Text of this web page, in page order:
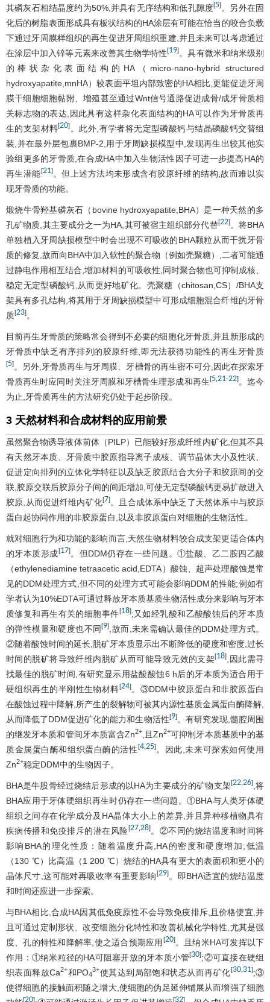
其磷灰石相结晶度约为50%,并具有无序结构和低孔隙度[5] 。另外在固
化后的树脂表面形成具有板状结构的HA涂层有可能在恰当的咬合负载
下通过牙周膜样组织的再生促进牙周组织重建,并且未来可以考虑通过
在涂层中加入锌等元素来改善其生物学特性[19] 。具有微米和纳米级别
的棒状杂化表面结构的HA（micro-nano-hybrid structured
hydroxyapatite,mnHA）较表面平坦内部致密的HA相比,更能促进牙周
膜干细胞细胞黏附、增殖甚至通过Wnt信号通路促进成骨/成牙骨质相
关标志物的表达,因此具有这样杂化表面结构的HA可以作为牙骨质再
生的支架材料[20] 。此外,有学者将无定型磷酸钙与结晶磷酸钙交替组
装,并在最外层包裹BMP-2,用于牙周缺损模型中,发现再生出较其他实
验组更多的牙骨质,在合成HA中加入生物活性因子可进一步提高HA的
再生潜能[21]。但上述方法均未形成含有胶原纤维的结构,故而难以实
现牙骨质的功能。
煅烧牛骨羟基磷灰石（bovine hydroxyapatite,BHA）是一种天然的多
孔矿物质,其主要成分之一为HA,其可被宿主组织部分代替[22]。将BHA
单独植入牙周缺损模型中时会出现不可吸收的BHA颗粒从而干扰牙骨
质的修复,故而向BHA中加入软性的聚合物（例如壳聚糖）,二者可能通
过静电作用相互结合,增加材料的可吸收性,同时聚合物也可抑制成核、
稳定无定型磷酸钙,从而更好地矿化。壳聚糖（chitosan,CS）/BHA支
架具有多孔结构,将其用于牙周缺损模型中可形成细胞混合纤维的牙骨
质[23] 。
目前再生牙骨质的策略常会得到不必要的细胞化牙骨质,并且新形成的
牙骨质中缺乏有序排列的胶原纤维,即无法获得功能性的再生牙骨质
[5] 。另外,牙骨质再生与牙周膜、牙槽骨的再生密不可分,因此在探索牙
骨质再生时应同时关注牙周膜和牙槽骨生理形成和再生[5,21-22]。迄今
为止,牙骨质再生的方法研究仍处于起步阶段。
3 天然材料和合成材料的应用前景
虽然聚合物诱导液体前体（PILP）已能较好形成纤维内矿化,但其不具
有天然牙本质、牙骨质中胶原指导离子成核、调节晶体大小及性状、
促进定向排列的立体化学特征以及缺乏胶原结合大分子和胶原间的交
联,胶原交联后胶原分子间的间距增加,可使无定型磷酸钙更易扩散进入
胶原,从而促进纤维内矿化[7] 。且合成体系中缺乏了天然体系中与胶原
蛋白起协同作用的非胶原蛋白,以及非胶原蛋白对细胞的生物活性。
就对细胞行为和功能的影响而言,天然生物材料较合成支架更适合体内
的牙本质形成[17]。但DDM仍存在一些问题。①盐酸、乙二胺四乙酸
（ethylenediamine tetraacetic acid,EDTA）酸蚀、超声处理酸蚀是常
见的DDM处理方式,但不同的处理方式可能会影响DDM的性能;例如有
学者认为10%EDTA可通过释放牙本质基质生物活性成分来影响与牙本
质修复和再生有关的细胞事件[18];又如经乳酸和乙酸酸蚀后的牙本质
的弹性模量和硬度也不同[9] ,故而,未来需确认最佳的DDM处理方式。
②随着酸蚀时间的延长,脱矿牙本质显示出不断降低的硬度和密度,过长
时间的脱矿将导致纤维内脱矿从而可能导致无效的支架[18] ,因此需寻
找最佳的脱矿时间,有研究显示用盐酸酸蚀6 h后的牙本质为适合用于
硬组织再生的半刚性生物材料[24]。③DDM中胶原蛋白和非胶原蛋白
在酸蚀过程中降解,所产生的裂解物可被其内源性基质金属蛋白酶降解,
从而降低了DDM促进矿化的能力和生物活性[9]。有研究发现,髓腔周围
的继发牙本质和管间牙本质富含Zn2+ ,且Zn2+可抑制牙本质基质中的基
质金属蛋白酶和组织蛋白酶的活性 [4,25]。因此,未来可探索如何使用
Zn2+稳定DDM中的生物因子。
BHA是牛股骨经过烧结后形成的以HA为主要成分的矿物支架[22,26],将
BHA应用于牙体硬组织再生时仍存在一些问题。①BHA与人类牙体硬
组织之间存在化学成分及HA晶体大小上的差异,并且异种移植物具有
疾病传播和免疫排斥的潜在风险[27,28]。②不同的烧结温度和时间将
影响BHA的理化性质：随着温度升高,HA的密度和硬度增加;低温
（130 ℃）比高温（1 200 ℃）烧结的HA具有更大的表面积和更小的
晶体尺寸,这可能对再吸收率有重要影响 [29]。即BHA适宜的烧结温度
和时间还应进一步探索。
与BHA相比,合成HA因其低免疫原性不会导致免疫排斥,且价格便宜,并
且可通过定制形状、改变细胞分化特性和改善机械化学特性,尤其是强
度、孔的特性和降解率,使之适合预期应用 [20]。且纳米HA可发挥以下
作用：①纳米粒径的HA可阻塞开放的牙本质小管[30];②可直接在硬组
织表面释放Ca2+和PO4
3+使其达到局部饱和状态从而再矿化[30,31];③
使得细胞的接触面积随之增大,使细胞的伪足延伸铺展从而增强了细胞
[20] [32]